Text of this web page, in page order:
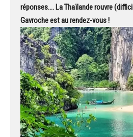
réponses…. La Thaïlande rouvre
Gavroche est au rendez-vous !